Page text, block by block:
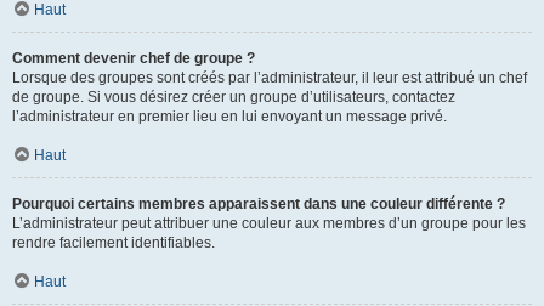
Haut
Comment devenir chef de groupe ?
Lorsque des groupes sont créés par l’administrateur, il leur est attribué un chef
de groupe. Si vous désirez créer un groupe d’utilisateurs, contactez
l’administrateur en premier lieu en lui envoyant un message privé.
Haut
Pourquoi certains membres apparaissent dans une couleur différente ?
L’administrateur peut attribuer une couleur aux membres d’un groupe pour les
rendre facilement identifiables.
Haut